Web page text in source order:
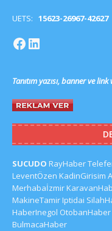
UETS: 15623-26967-42627
Tanıtım yazısı, banner ve
SUCUDO RayHaber
LeventÖzen KadinGirisim
Merhabaİzmir
MakineTamirIptidai
HaberInegol OtobanHaber
BulmacaHaber